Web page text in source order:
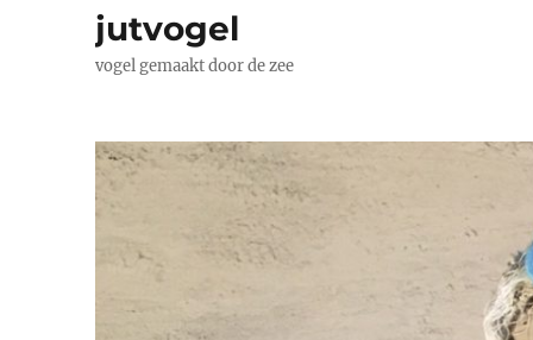
jutvogel
vogel gemaakt door de zee